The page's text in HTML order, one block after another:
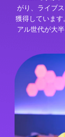
がり、ライブ
獲得していま
アル世代が大